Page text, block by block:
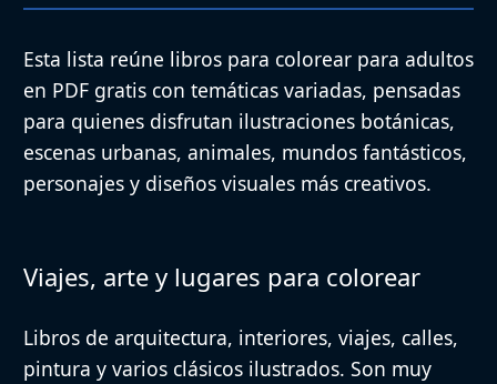
Esta lista reúne libros para colorear para adultos
en PDF gratis con temáticas variadas, pensadas
para quienes disfrutan ilustraciones botánicas,
escenas urbanas, animales, mundos fantásticos,
personajes y diseños visuales más creativos.
Viajes, arte y lugares para colorear
Libros de arquitectura, interiores, viajes, calles,
pintura y varios clásicos ilustrados. Son muy